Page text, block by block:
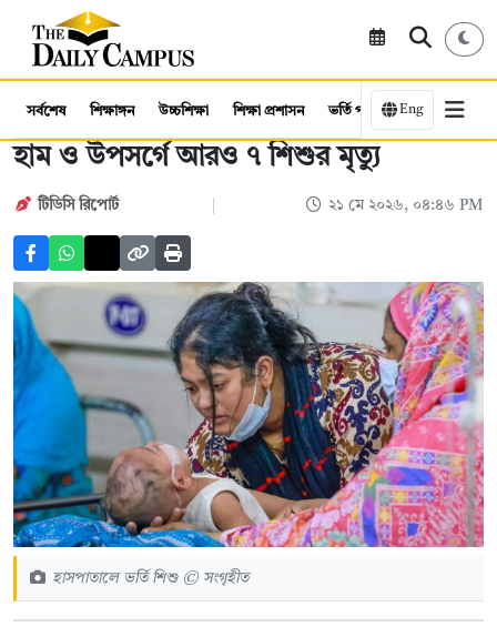
সর্বশেষ শিক্ষাঙ্গন উচ্চশিক্ষা শিক্ষা প্রশাসন ভর্তি পরীক্ষা কর্মসংস্থান
Eng
হাম ও উপসর্গে আরও ৭ শিশুর মৃত্যু
টিডিসি রিপোর্ট ২১ মে ২০২৬, ০৪:৪৬ PM
হাসপাতালে ভর্তি শিশু © সংগৃহীত